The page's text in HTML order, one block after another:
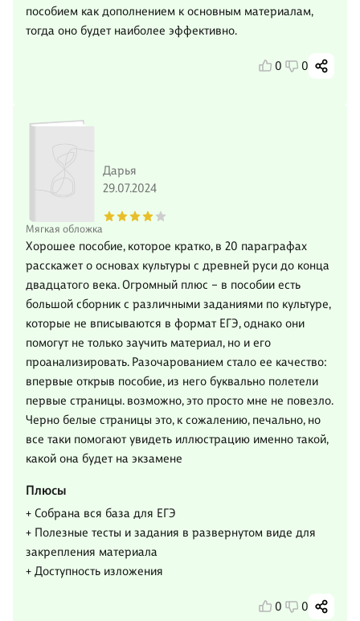
пособием как дополнением к основным материалам,
тогда оно будет наиболее эффективно.
0 0
Мягкая обложка
Дарья
29.07.2024
Хорошее пособие, которое кратко, в 20 параграфах
расскажет о основах культуры с древней руси до конца
двадцатого века. Огромный плюс – в пособии есть
большой сборник с различными заданиями по культуре,
которые не вписываются в формат ЕГЭ, однако они
помогут не только заучить материал, но и его
проанализировать. Разочарованием стало ее качество:
впервые открыв пособие, из него буквально полетели
первые страницы. возможно, это просто мне не повезло.
Черно белые страницы это, к сожалению, печально, но
все таки помогают увидеть иллюстрацию именно такой,
какой она будет на экзамене
Плюсы
+ Собрана вся база для ЕГЭ
+ Полезные тесты и задания в развернутом виде для
закрепления материала
+ Доступность изложения
0 0